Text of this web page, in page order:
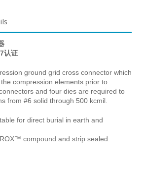
认证
ground grid cross connector which
compression elements prior to
and four dies are required to
from #6 solid through 500 kcmil.
for direct burial in earth and
compound and strip sealed.